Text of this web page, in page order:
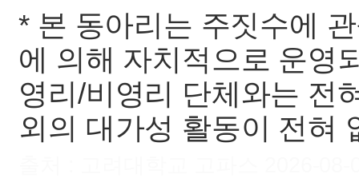
* 본 동아리는 주짓수에
에 의해 자치적으로 운영
영리/비영리 단체와는 전
외의 대가성 활동이 전혀